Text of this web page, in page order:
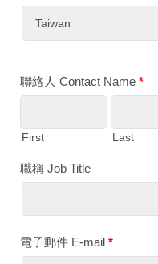
聯絡人 Contact Name *
First Last
職稱 Job Title
電子郵件 E-mail *